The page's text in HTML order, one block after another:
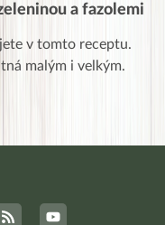
a fazolemi
v tomto receptu.
malým i velkým.